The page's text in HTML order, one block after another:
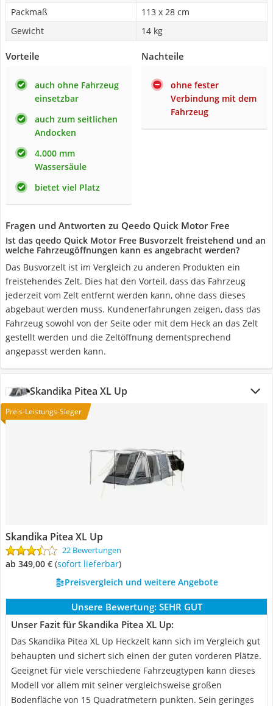
Packmaß
113 x 28 cm
Gewicht
14 kg
Vorteile
auch ohne Fahrzeug
einsetzbar
auch zum seitlichen
Andocken
4.000 mm
Wassersäule
bietet viel Platz
Nachteile
ohne fester
Verbindung mit dem
Fahrzeug
Fragen und Antworten zu Qeedo Quick Motor Free
Ist das qeedo Quick Motor Free Busvorzelt freistehend und an
welche Fahrzeugöffnungen kann es angebracht werden?
Das Busvorzelt ist im Vergleich zu anderen Produkten ein
freistehendes Zelt. Dies hat den Vorteil, dass das Fahrzeug
jederzeit vom Zelt entfernt werden kann, ohne dass dieses
abgebaut werden muss. Kundenerfahrungen zeigen, dass das
Fahrzeug sowohl von der Seite oder mit dem Heck an das Zelt
gestellt werden und die Zeltöffnung dementsprechend
angepasst werden kann.
Skandika Pitea XL Up
Preis-Leistungs-Sieger
Skandika Pitea XL Up
22 Bewertungen
ab 349,00 € ( Sofort lieferbar)
Preisvergleich und weitere Angebote
Unsere Bewertung: SEHR GUT
Unser Fazit für Skandika Pitea XL Up:
Das Skandika Pitea XL Up Heckzelt kann sich im Vergleich gut
behaupten und sichert sich einen der guten vorderen Plätze.
Geeignet für viele verschiedene Fahrzeugtypen kann dieses
Modell vor allem mit seiner vergleichsweise großen
Bodenfläche von 15 Quadratmetern punkten. Sein geringes